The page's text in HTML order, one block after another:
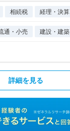
相続税 経理・決算
通・小売 建設・建築
詳細を見る